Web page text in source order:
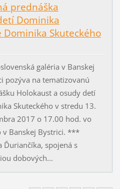
prednáška
Dominika
Dominika Skuteckého
galéria v Banskej
pozýva na tematizovanú
Holokaust a osudy detí
Skuteckého v stredu 13.
2017 o 17.00 hod. vo
v Banskej Bystrici. ***
Ďuriančíka, spojená s
dobových...